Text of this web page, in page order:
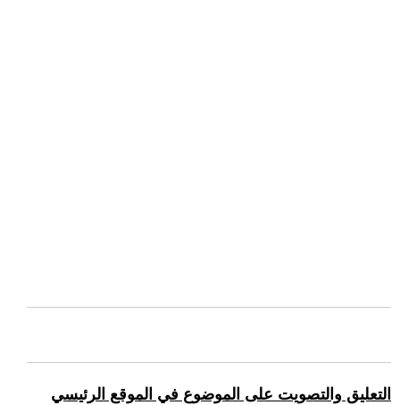
التعليق والتصويت على الموضوع في الموقع الرئيسي